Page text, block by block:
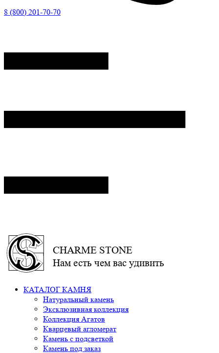
8 (800) 201-70-70
CHARME STONE
Нам есть чем вас удивить
КАТАЛОГ КАМНЯ
Натуральный камень
Эксклюзивная коллекция
Коллекция Агатов
Кварцевый агломерат
Камень с подсветкой
Камень под заказ